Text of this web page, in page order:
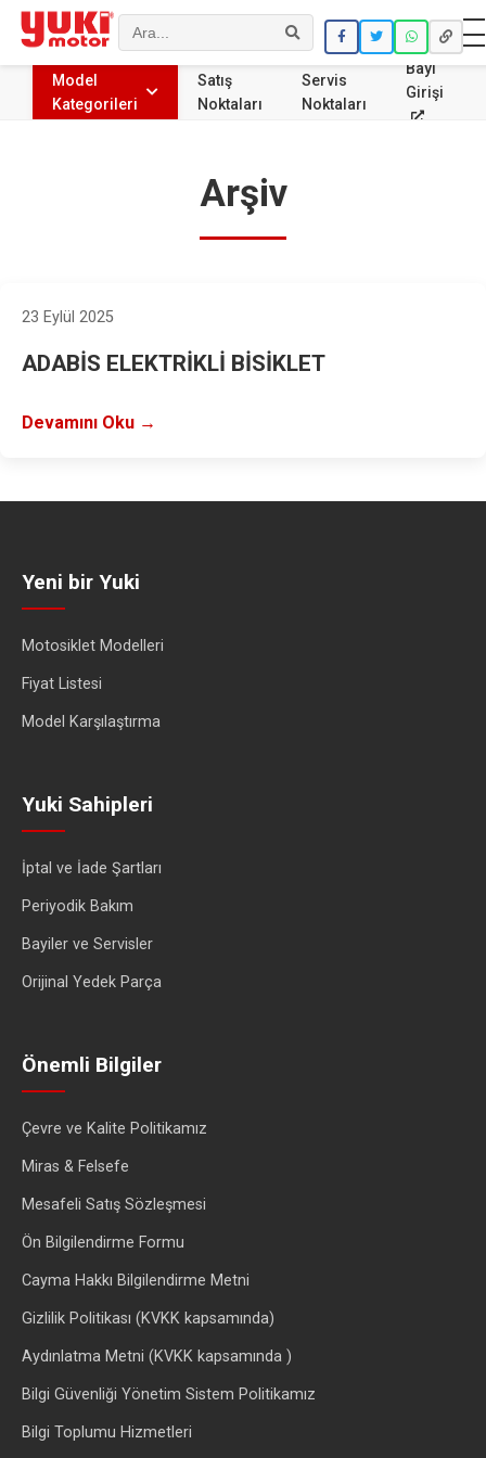
Ara
Model
Kategorileri
Satış
Noktaları
Servis
Noktaları
Bayi
Girişi
Arşiv
23 Eylül 2025
ADABİS ELEKTRİKLİ BİSİKLET
Devamını Oku →
Yeni bir Yuki
Motosiklet Modelleri
Fiyat Listesi
Model Karşılaştırma
Yuki Sahipleri
İptal ve İade Şartları
Periyodik Bakım
Bayiler ve Servisler
Orijinal Yedek Parça
Önemli Bilgiler
Çevre ve Kalite Politikamız
Miras & Felsefe
Mesafeli Satış Sözleşmesi
Ön Bilgilendirme Formu
Cayma Hakkı Bilgilendirme Metni
Gizlilik Politikası (KVKK kapsamında)
Aydınlatma Metni (KVKK kapsamında )
Bilgi Güvenliği Yönetim Sistem Politikamız
Bilgi Toplumu Hizmetleri